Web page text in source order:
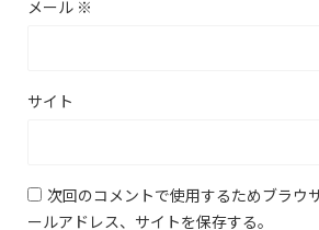
メール ※
サイト
次回のコメントで使用するためブラウ
ールアドレス、サイトを保存する。